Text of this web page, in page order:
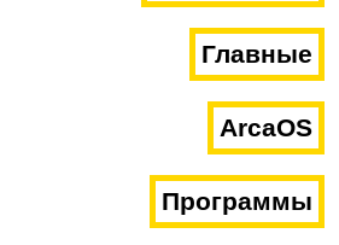
Главные
ArcaOS
Программы